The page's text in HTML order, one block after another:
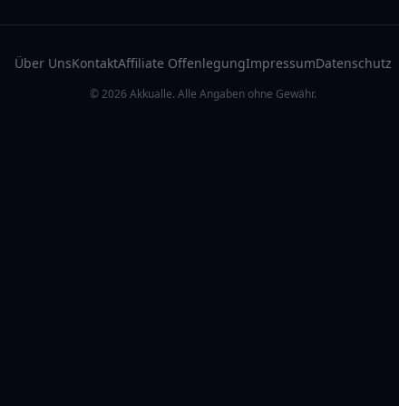
Über UnsKontaktAffiliate OffenlegungImpressumDatenschutz
© 2026 Akkualle. Alle Angaben ohne Gewähr.